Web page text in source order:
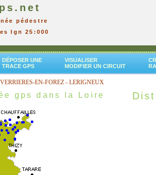
pédestre
Ign 25:000
DÉPOSER UNE
TRACE GPS
VISUALISER
MODIFIER UN CIRCUIT
VERRIERES-EN-FOREZ - LERIGNEUX
gps dans la Loire